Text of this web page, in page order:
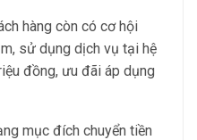
hàng còn có cơ hội
sử dụng dịch vụ tại hệ
đồng, ưu đãi áp dụng
mục đích chuyển tiền